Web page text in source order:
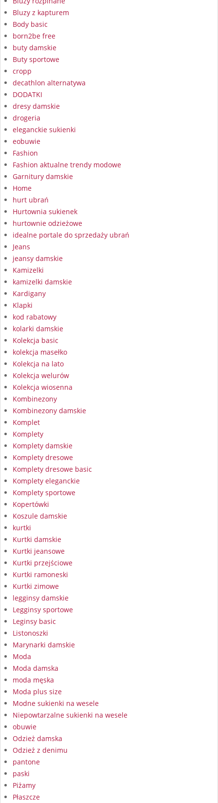
Bluzy z kapturem
Body basic
born2be free
buty damskie
Buty sportowe
cropp
decathlon alternatywa
DODATKI
dresy damskie
drogeria
eleganckie sukienki
eobuwie
Fashion
Fashion aktualne trendy modowe
Garnitury damskie
Home
hurt ubrań
Hurtownia sukienek
hurtownie odzieżowe
idealne portale do sprzedaży ubrań
Jeans
jeansy damskie
Kamizelki
kamizelki damskie
Kardigany
Klapki
kod rabatowy
kolarki damskie
Kolekcja basic
kolekcja masełko
Kolekcja na lato
Kolekcja welurów
Kolekcja wiosenna
Kombinezony
Kombinezony damskie
Komplet
Komplety
Komplety damskie
Komplety dresowe
Komplety dresowe basic
Komplety eleganckie
Komplety sportowe
Kopertówki
Koszule damskie
kurtki
Kurtki damskie
Kurtki jeansowe
Kurtki przejściowe
Kurtki ramoneski
Kurtki zimowe
legginsy damskie
Legginsy sportowe
Leginsy basic
Listonoszki
Marynarki damskie
Moda
Moda damska
moda męska
Moda plus size
Modne sukienki na wesele
Niepowtarzalne sukienki na wesele
obuwie
Odzież damska
Odzież z denimu
pantone
paski
Piżamy
Płaszcze